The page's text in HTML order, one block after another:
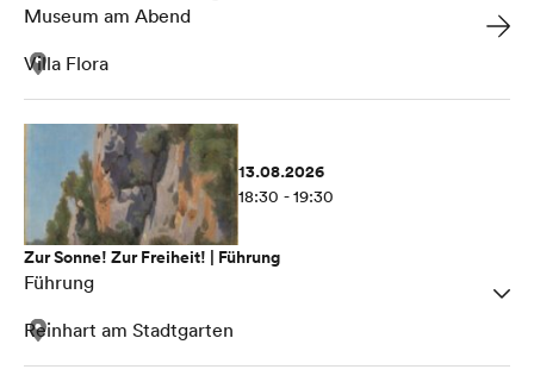
Museum am Abend
Villa Flora
13.08.2026
18:30 - 19:30
Zur Sonne! Zur Freiheit! | Führung
Führung
Reinhart am Stadtgarten